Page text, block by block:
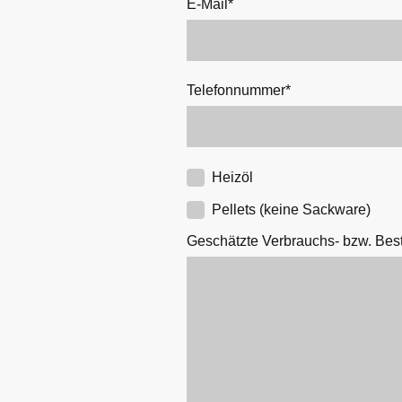
E-Mail *
Telefonnummer*
Heizöl
Pellets (keine Sackware)
Geschätzte Verbrauchs- bzw.